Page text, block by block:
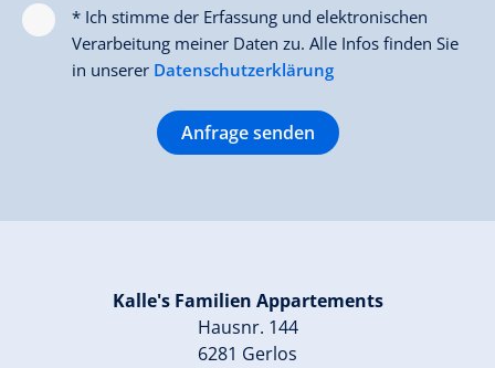
* Ich stimme der Erfassung und elektronischen
Verarbeitung meiner Daten zu. Alle Infos finden Sie
in unserer Datenschutzerklärung
Anfrage senden
Kalle's Familien Appartements
Hausnr. 144
6281 Gerlos